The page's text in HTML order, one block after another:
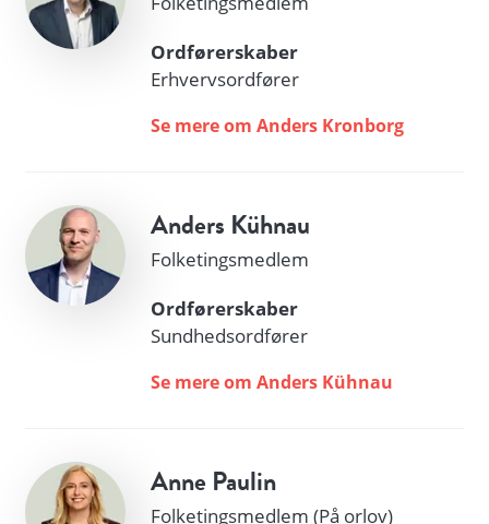
Ordførerskaber
Erhvervsordfører
Se mere om Anders Kronborg
Anders Kühnau
Folketingsmedlem
Ordførerskaber
Sundhedsordfører
Se mere om Anders Kühnau
Anne Paulin
Folketingsmedlem (På orlov)